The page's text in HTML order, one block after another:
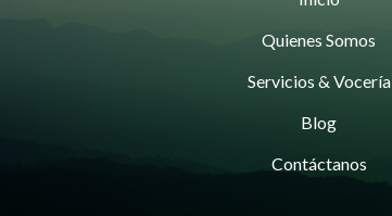
Quienes Somos
Servicios & Vocería
Blog
Contáctanos